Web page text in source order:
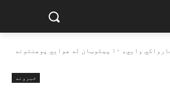
طالب چارواکي وايي، ۱۰ پېلوټان له هوايي پوهنتونه
خبرونه